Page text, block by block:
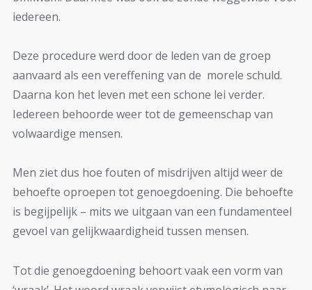
iedereen.
Deze procedure werd door de leden van de groep
aanvaard als een vereffening van de morele schuld.
Daarna kon het leven met een schone lei verder.
Iedereen behoorde weer tot de gemeenschap van
volwaardige mensen.
Men ziet dus hoe fouten of misdrijven altijd weer de
behoefte oproepen tot genoegdoening. Die behoefte
is begijpelijk – mits we uitgaan van een fundamenteel
gevoel van gelijkwaardigheid tussen mensen.
Tot die genoegdoening behoort vaak een vorm van